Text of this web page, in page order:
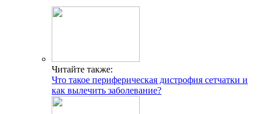
Читайте также:
Что такое периферическая дистрофия сетчатки и
как вылечить заболевание?